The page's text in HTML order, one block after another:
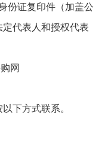
证复印件（加盖公
代表人和授权代表
网
下方式联系。